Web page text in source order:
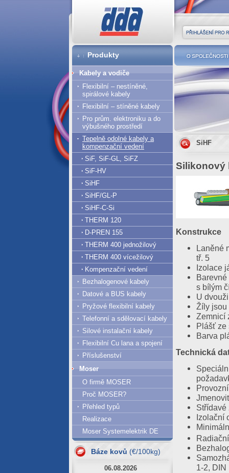
SiHF
Silikonový
Konstrukce
Laněné
tř. 5
Izolace
s bílým
U
Žíly jsou
Zemnicí
Plášť ze
Barva
Technická
Střídavé
Izolační
1-2,
O
Produkty
Kabely a vodiče
Flexibilní – nestíněné,
spirálové kabely
Flexibilní – stíněné kabely
Pro prům. elektroniku a do
výbušného prostředí
Tepelně odolné kabely a
kompenzační vedení
SiF, SiF-GL, SiFZ
SiF-HV
SiHF
SiHF/GL-P
SiHF-C-Si
THERM 120
D-PREN 155
THERM 400 jednožilový
THERM 400 vícežilový
Kompenzační vedení
Bezhalogenové kabely
Datové a BUS kabely
Pryžové flexibilní kabely
Telefonní a sdělovací kabely
Silové instalační kabely
Flexibilní Cu lana a spojení
Příslušenství
Moser
O firmě MOSER
Proč MOSER?
Přehled typů
Realizace
Moser Systemelektrik DE
Báze kovů (€/100kg)
07.08.2026
Al = 420.61
Cu = 1293.63
Přihlášení pro